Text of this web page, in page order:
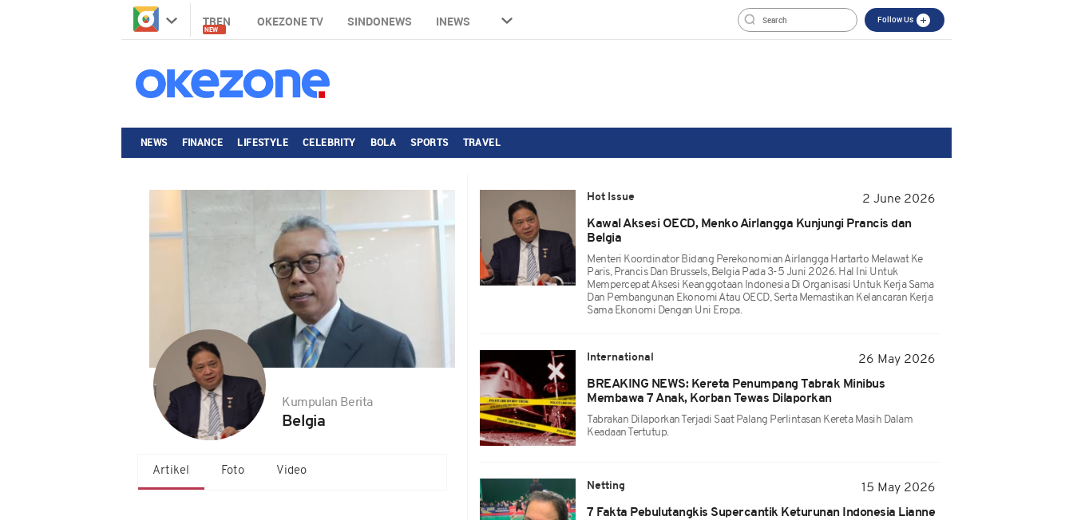
TREN
NEW
OKEZONE TV SINDONEWS INEWS Follow Us
NEWS FINANCE LIFESTYLE CELEBRITY BOLA SPORTS TRAVEL
Kumpulan Berita
Belgia
Artikel Foto Video
Hot Issue
2 June 2026
Kawal Aksesi OECD, Menko Airlangga Kunjungi Prancis dan
Belgia
Menteri Koordinator Bidang Perekonomian Airlangga Hartarto Melawat Ke
Paris, Prancis Dan Brussels, Belgia Pada 3-5 Juni 2026. Hal Ini Untuk
Mempercepat Aksesi Keanggotaan Indonesia Di Organisasi Untuk Kerja Sama
Dan Pembangunan Ekonomi Atau OECD, Serta Memastikan Kelancaran Kerja
Sama Ekonomi Dengan Uni Eropa.
International
26 May 2026
BREAKING NEWS: Kereta Penumpang Tabrak Minibus
Membawa 7 Anak, Korban Tewas Dilaporkan
Tabrakan Dilaporkan Terjadi Saat Palang Perlintasan Kereta Masih Dalam
Keadaan Tertutup.
Netting
15 May 2026
7 Fakta Pebulutangkis Supercantik Keturunan Indonesia Lianne